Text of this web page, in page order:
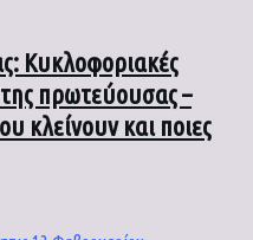
Κυκλοφοριακές
πρωτεύουσας –
κλείνουν και ποιες